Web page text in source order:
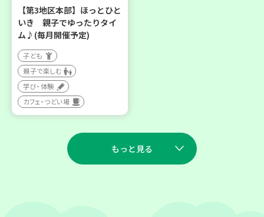
【第3地区本部】ほっとひと
いき 親子でゆったりタイ
ム♪(毎月開催予定)
子ども
親子で楽しむ
学び・体験
カフェ・つどい場
もっと見る